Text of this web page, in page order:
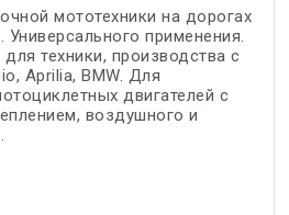
мототехники на дорогах
применения.
техники, производства с
Aprilia, BMW. Для
двигателей с
воздушного и